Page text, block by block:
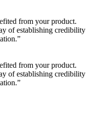
from your product.
of establishing credibility
from your product.
of establishing credibility